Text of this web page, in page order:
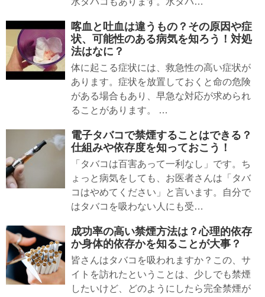
喀血と吐血は違うもの？その原因や症
状、可能性のある病気を知ろう！対処
法はなに？
体に起こる症状には、救急性の高い症状が
あります。症状を放置しておくと命の危険
がある場合もあり、早急な対応が求められ
ることがあります。 …
電子タバコで禁煙することはできる？
仕組みや依存度を知っておこう！
「タバコは百害あって一利なし」です。ち
ょっと病気をしても、お医者さんは「タバ
コはやめてください」と言います。自分で
はタバコを吸わない人にも受…
成功率の高い禁煙方法は？心理的依存
か身体的依存かを知ることが大事？
皆さんはタバコを吸われますか？この、サ
イトを訪れたということは、少しでも禁煙
したいけど、どのようにしたら完全禁煙が